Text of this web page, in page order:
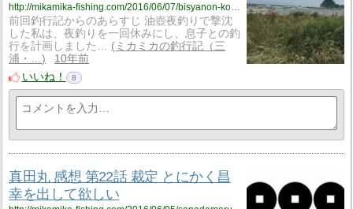
http://mikamika-fishing.com/2016/06/07/bisyanon-kochizaki-mejina/
前回釣行記からのあらすじ 油壺夜釣りで撃沈
した私は、夜釣りを一回休みにし、息子との釣
行を計画しました…
ミカミカの釣行記（三
浦・…
10年前
いいね！
8
真田丸 感想 第22話 裁定 とにかく昌
幸を出して欲しい